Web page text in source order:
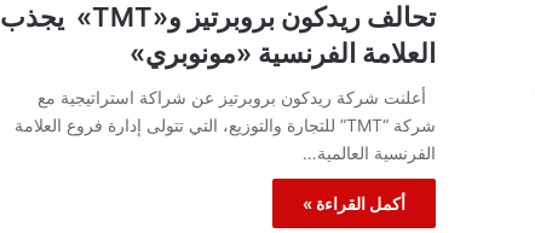
تحالف ريدكون بروبرتيز و«TMT» يجذب
العلامة الفرنسية «مونوبري»
أعلنت شركة ريدكون بروبرتيز عن شراكة استراتيجية مع
شركة “TMT” للتجارة والتوزيع، التي تتولى إدارة فروع العلامة
الفرنسية العالمية…
أكمل القراءة »